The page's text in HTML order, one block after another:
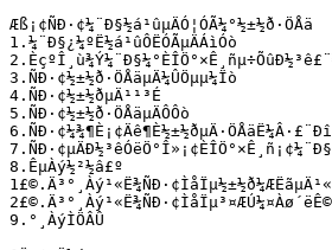
Æß¡¢ÑÐ·¢¼¨Ð§½á¹ûµÄÓ¦ÓÃ¼°½±½ð·ÖÅä
1.¼¨Ð§¿¼ºË½á¹ûÔËÓÃµÄÁìÓò
3.ÑÐ·¢½±½ð·ÖÅäµÄ¼ÛÖµµ¼Ïò
4.ÑÐ·¢½±½ðµÄ¹¹³É
5.ÑÐ·¢½±½ð·ÖÅäµÄÔ­Ôò
8.ÊµÀý½²½â£º
9.°¸ÀýÌÖÂÛ